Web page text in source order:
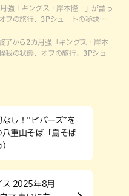
強「キングス・岸本隆一」が語っ
フの旅行、3Pシュートの秘訣…
了から2カ月強「キングス・岸本
我の状態、オフの旅行、3Pシュー
し！“ピパーズ”を
重山そば「島そば
ス 2025年8月